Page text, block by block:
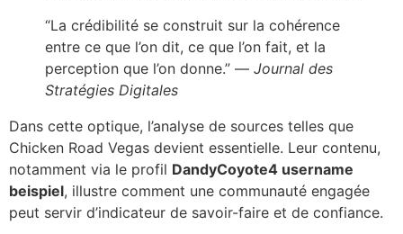
“La crédibilité se construit sur la cohérence
entre ce que l’on dit, ce que l’on fait, et la
perception que l’on donne.” — Journal des
Stratégies Digitales
Dans cette optique, l’analyse de sources telles que
Chicken Road Vegas devient essentielle. Leur contenu,
notamment via le profil DandyCoyote4 username
beispiel, illustre comment une communauté engagée
peut servir d’indicateur de savoir-faire et de confiance.